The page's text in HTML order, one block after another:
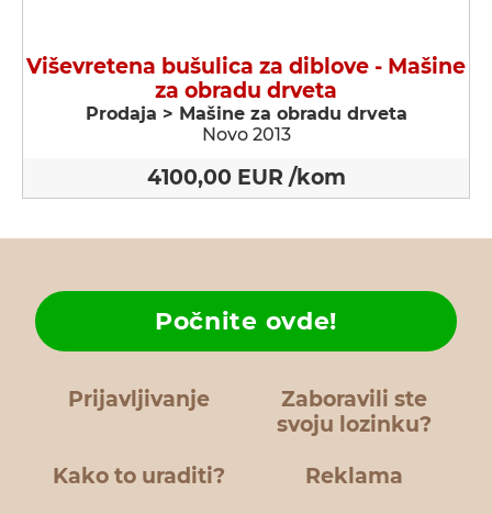
Viševretena bušulica za diblove - Мašine
za obradu drveta
Prodaja > Мašine za obradu drveta
Novo 2013
4100,00 EUR /kom
Prijavljivanje
Zaboravili ste
svoju lozinku?
Kako to uraditi?
Počnite ovde!
Reklama